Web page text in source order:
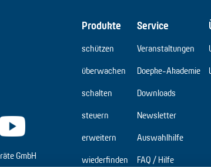
GmbH
Produkte
schützen
überwachen
schalten
steuern
erweitern
wiederfinden
Service
Veranstaltungen
Doepke-Akademie
Downloads
Newsletter
Auswahlhilfe
FAQ / Hilfe